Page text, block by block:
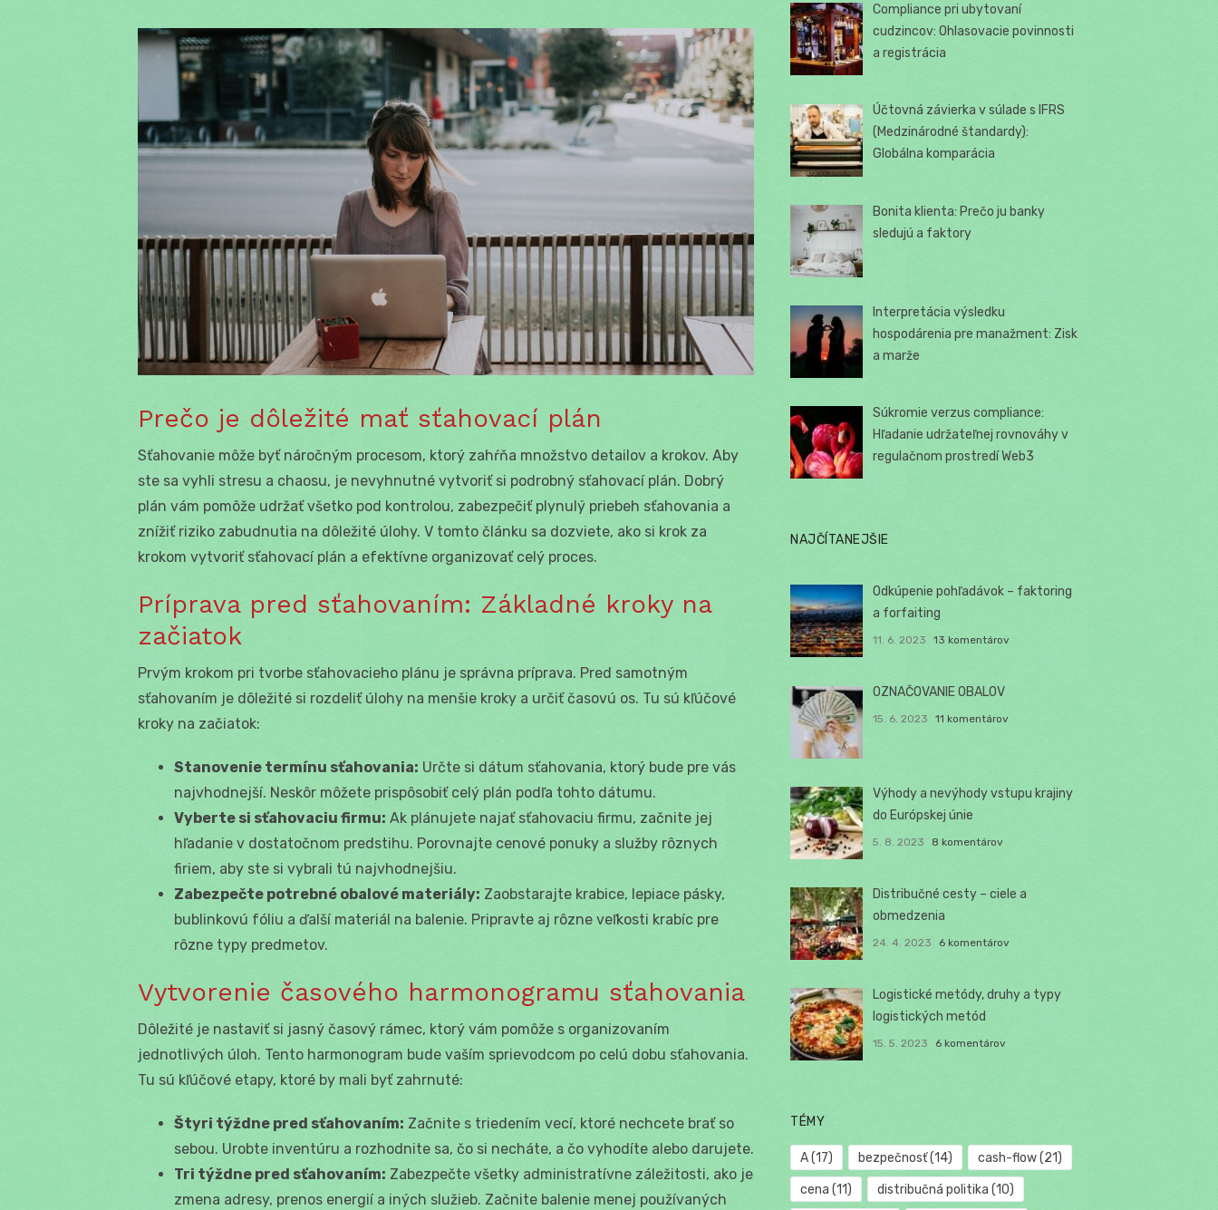
Prečo je dôležité mať sťahovací plán
Sťahovanie môže byť náročným procesom, ktorý zahŕňa množstvo detailov a krokov. Aby
ste sa vyhli stresu a chaosu, je nevyhnutné vytvoriť si podrobný sťahovací plán. Dobrý
plán vám pomôže udržať všetko pod kontrolou, zabezpečiť plynulý priebeh sťahovania a
znížiť riziko zabudnutia na dôležité úlohy. V tomto článku sa dozviete, ako si krok za
krokom vytvoriť sťahovací plán a efektívne organizovať celý proces.
Príprava pred sťahovaním: Základné kroky na
začiatok
Prvým krokom pri tvorbe sťahovacieho plánu je správna príprava. Pred samotným
sťahovaním je dôležité si rozdeliť úlohy na menšie kroky a určiť časovú os. Tu sú kľúčové
kroky na začiatok:
Stanovenie termínu sťahovania: Určte si dátum sťahovania, ktorý bude pre vás
najvhodnejší. Neskôr môžete prispôsobiť celý plán podľa tohto dátumu.
Vyberte si sťahovaciu firmu: Ak plánujete najať sťahovaciu firmu, začnite jej
hľadanie v dostatočnom predstihu. Porovnajte cenové ponuky a služby rôznych
firiem, aby ste si vybrali tú najvhodnejšiu.
Zabezpečte potrebné obalové materiály: Zaobstarajte krabice, lepiace pásky,
bublinkovú fóliu a ďalší materiál na balenie. Pripravte aj rôzne veľkosti krabíc pre
rôzne typy predmetov.
Vytvorenie časového harmonogramu sťahovania
Dôležité je nastaviť si jasný časový rámec, ktorý vám pomôže s organizovaním
jednotlivých úloh. Tento harmonogram bude vaším sprievodcom po celú dobu sťahovania.
Tu sú kľúčové etapy, ktoré by mali byť zahrnuté:
Štyri týždne pred sťahovaním: Začnite s triedením vecí, ktoré nechcete brať so
sebou. Urobte inventúru a rozhodnite sa, čo si necháte, a čo vyhodíte alebo darujete.
Tri týždne pred sťahovaním: Zabezpečte všetky administratívne záležitosti, ako je
zmena adresy, prenos energií a iných služieb. Začnite balenie menej používaných
Compliance pri ubytovaní
cudzincov: Ohlasovacie povinnosti
a registrácia
Účtovná závierka v súlade s IFRS
(Medzinárodné štandardy):
Globálna komparácia
Bonita klienta: Prečo ju banky
sledujú a faktory
Interpretácia výsledku
hospodárenia pre manažment: Zisk
a marže
Súkromie verzus compliance:
Hľadanie udržateľnej rovnováhy v
regulačnom prostredí Web3
NAJČÍTANEJŠIE
Odkúpenie pohľadávok – faktoring
a forfaiting
11. 6. 2023 13 komentárov
OZNAČOVANIE OBALOV
15. 6. 2023 11 komentárov
Výhody a nevýhody vstupu krajiny
do Európskej únie
5. 8. 2023 8 komentárov
Distribučné cesty – ciele a
obmedzenia
24. 4. 2023 6 komentárov
Logistické metódy, druhy a typy
logistických metód
15. 5. 2023 6 komentárov
TÉMY
A(17) bezpečnosť(14) cash-flow(21)
cena (11) distribučná politika (10)